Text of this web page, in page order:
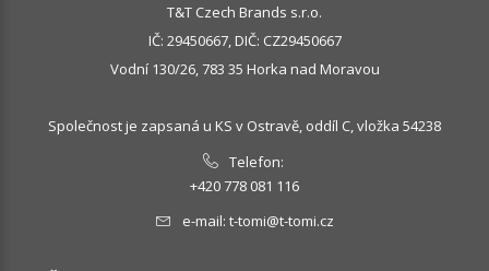
T&T Czech Brands s.r.o.
IČ: 29450667, DIČ: CZ29450667
Vodní 130/26, 783 35 Horka nad Moravou
Společnost je zapsaná u KS v Ostravě, oddíl C, vložka 54238
Telefon:
+420 778 081 116
e-mail: t-tomi@t-tomi.cz